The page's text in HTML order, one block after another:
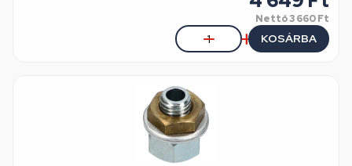
Nettó3 660 Ft
KOSÁRBA